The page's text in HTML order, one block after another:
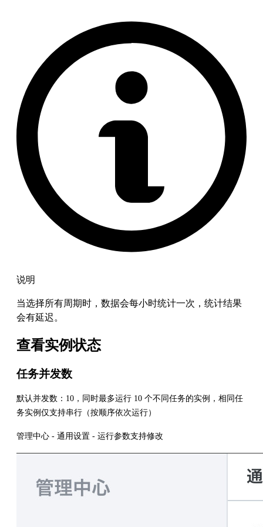
说明
当选择所有周期时，数据会每小时统计一次，统计结果
会有延迟。
查看实例状态
任务并发数
默认并发数：10，同时最多运行 10 个不同任务的实例，相同任
务实例仅支持串行（按顺序依次运行）
管理中心 - 通用设置 - 运行参数支持修改